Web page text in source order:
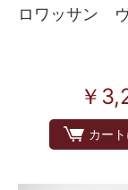
ロワッサン
￥
カー